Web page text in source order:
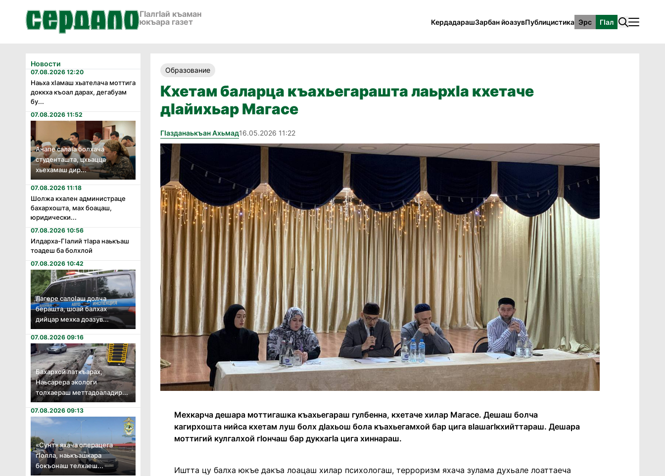
ГӀалгӀай къаман
юкъара газет
КердадарашЗарбан йоазувПублицистика Эрс ГӀал
Новости
07.08.2026 12:20
Наьха хӏамаш хьателача моттига
доккха къоал дарах, дегабуам
бу...
07.08.2026 11:52
Анапе салаӏа болхача
студенташта, цхьацца
хьехамаш дир...
07.08.2026 11:18
Шолжа кхален администраце
бахархошта, мах боацаш,
юридически...
07.08.2026 10:56
Илдарха-Гӏалий тӏара наькъаш
тоадеш ба болхлой
07.08.2026 10:42
Лагере салоӏаш долча
берашта, шоай балхах
дийцар мехка доазув...
07.08.2026 09:16
Бахархой латкъарах,
Наьсарера экологи
толхаераш меттадоаладир...
07.08.2026 09:13
«Сунт» яхача операцега
гӏолла, наькъашкара
бокъонаш телхаеш...
Образование
Кхетам баларца къахьегарашта лаьрхӏа кхетаче
дӏайихьар Магасе
Гӏазданаькъан Ахьмад16.05.2026 11:22
Мехкарча дешара моттигашка къахьегараш гулбенна, кхетаче хилар Магасе. Дешаш болча
кагирхошта нийса кхетам луш болх дӏахьош бола къахьегамхой бар цига вӏашагӏкхийттараш. Дешара
моттигий кулгалхой гӏончаш бар дукхагӏа цига хиннараш.
Иштта цу балха юкъе дакъа лоацаш хилар психологаш, терроризм яхача зулама духьале лоаттаеча